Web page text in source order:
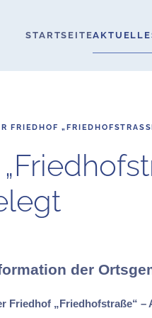
STARTSEITE
FRIEDHOF
der
Friedhof „Friedhofstraße“ –